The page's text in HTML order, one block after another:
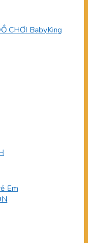
CHƠI BabyKing
Em